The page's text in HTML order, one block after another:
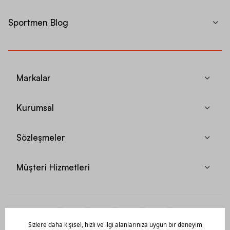
Sportmen Blog
Markalar
Kurumsal
Sözleşmeler
Müşteri Hizmetleri